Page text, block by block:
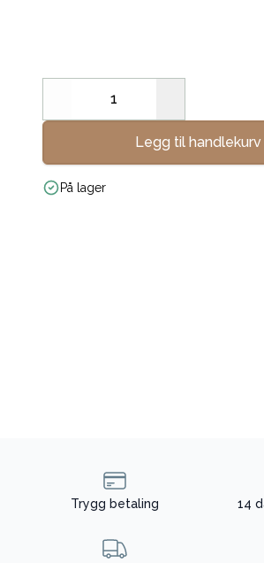
Decrease
Legg til handlekurv
På lager
Trygg betaling 14